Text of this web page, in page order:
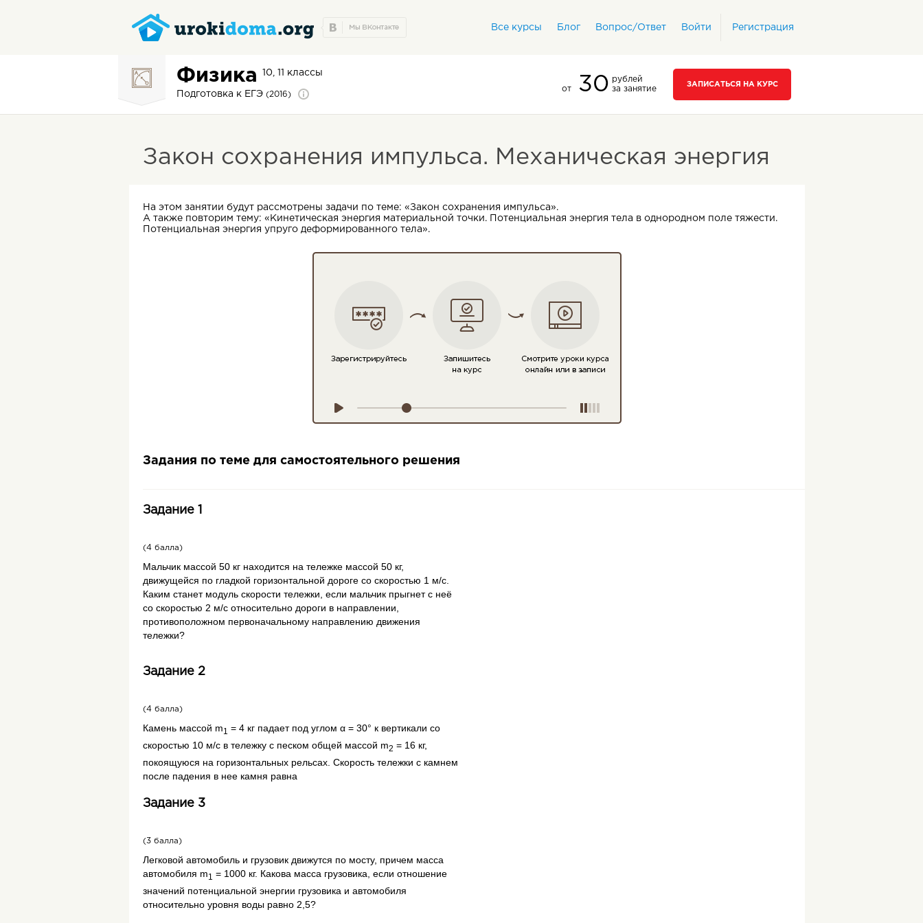
Все курсы Блог Вопрос/Ответ Войти Регистрация
Физика 10, 11 классы
Подготовка к ЕГЭ (2016)
от 30 рублей
за занятие
ЗАПИСАТЬСЯ НА КУРС
Закон сохранения импульса. Механическая энергия
На этом занятии будут рассмотрены задачи по теме: «Закон сохранения импульса».
А также повторим тему: «Кинетическая энергия материальной точки. Потенциальная энергия тела в однородном поле тяжести.
Потенциальная энергия упруго деформированного тела».
Задания по теме для самостоятельного решения
Задание 1
(4 балла)
Мальчик массой 50 кг находится на тележке массой 50 кг,
движущейся по гладкой горизонтальной дороге со скоростью 1 м/с.
Каким станет модуль скорости тележки, если мальчик прыгнет с неё
со скоростью 2 м/с относительно дороги в направлении,
противоположном первоначальному направлению движения
тележки?
Задание 2
(4 балла)
Камень массой m1
= 4 кг падает под углом α = 30° к вертикали со
скоростью 10 м/с в тележку с песком общей массой m2 = 16 кг,
покоящуюся на горизонтальных рельсах. Скорость тележки с камнем
после падения в нее камня равна
Задание 3
(3 балла)
Легковой автомобиль и грузовик движутся по мосту, причем масса
автомобиля m1 = 1000 кг. Какова масса грузовика, если отношение
значений потенциальной энергии грузовика и автомобиля
относительно уровня воды равно 2,5?